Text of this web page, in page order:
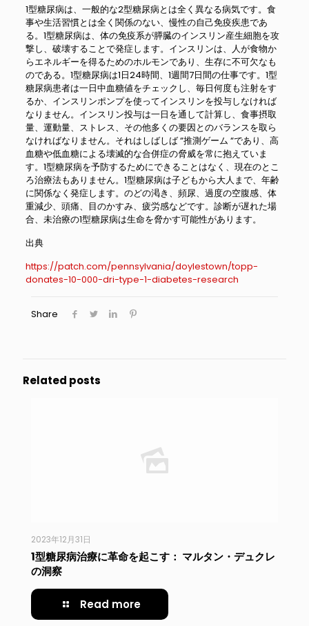
1型糖尿病は、一般的な2型糖尿病とは全く異なる病気です。食
事や生活習慣とは全く関係のない、慢性の自己免疫疾患であ
る。1型糖尿病は、体の免疫系が膵臓のインスリン産生細胞を攻
撃し、破壊することで発症します。インスリンは、人が食物か
らエネルギーを得るためのホルモンであり、生存に不可欠なも
のである。1型糖尿病は1日24時間、1週間7日間の仕事です。1型
糖尿病患者は一日中血糖値をチェックし、毎日何度も注射をす
るか、インスリンポンプを使ってインスリンを投与しなければ
なりません。インスリン投与は一日を通して計算し、食事摂取
量、運動量、ストレス、その他多くの要因とのバランスを取ら
なければなりません。それはしばしば “推測ゲーム “であり、高
血糖や低血糖による壊滅的な合併症の脅威を常に抱えていま
す。1型糖尿病を予防するためにできることはなく、現在のとこ
ろ治療法もありません。1型糖尿病は子どもから大人まで、年齢
に関係なく発症します。のどの渇き、頻尿、過度の空腹感、体
重減少、頭痛、目のかすみ、疲労感などです。診断が遅れた場
合、未治療の1型糖尿病は生命を脅かす可能性があります。
出典
https://patch.com/pennsylvania/doylestown/topp-
donates-10-000-dri-type-1-diabetes-research
Share
Related posts
2023年12月31日
1型糖尿病治療に革命を起こす： マルタン・デュクレ
の洞察
Read more